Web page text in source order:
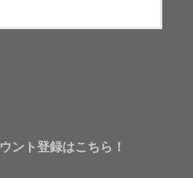
ント登録はこちら！